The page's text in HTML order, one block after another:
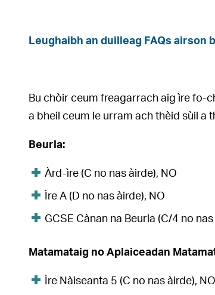
Leughaibh an duilleag FAQs
Bu chòir ceum freagarrach aig ìre fo-
a bheil ceum le urram ach thèid sùil a
Beurla:
Àrd-ìre (C no nas àirde), NO
Ìre A (D no nas àirde), NO
GCSE Cànan na Beurla (C/4 no
Matamataig no Aplaiceadan
Ìre Nàiseanta 5 (C no nas àirde), NO